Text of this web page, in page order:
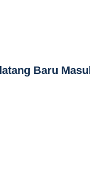
Baru